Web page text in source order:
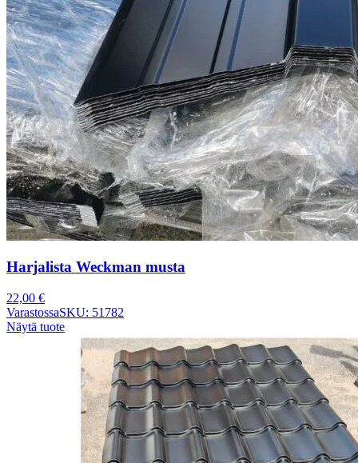
Harjalista Weckman musta
22,00 €
VarastossaSKU: 51782
Näytä tuote